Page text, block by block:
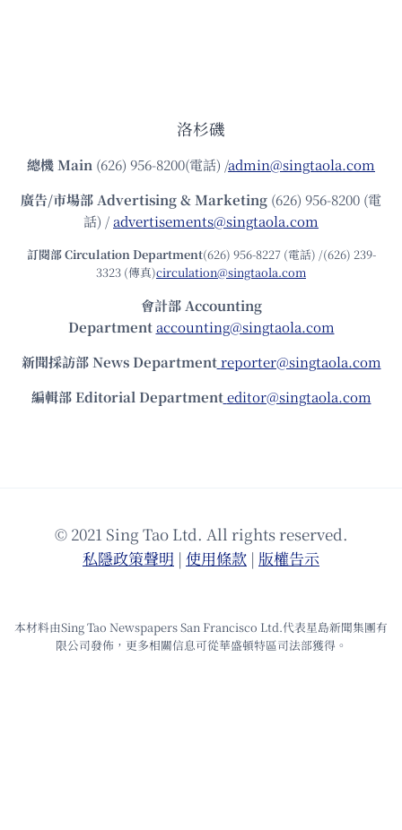
洛杉磯
總機Main (626) 956-8200(電話) /admin@singtaola.com
廣告/市場部Advertising & Marketing (626) 956-8200 (電
話) /advertisements@singtaola.com
訂閱部 Circulation Department(626) 956-8227 (電話) /(626) 239-
3323 (傳真)circulation@singtaola.com
會計部 Accounting
Department accounting@singtaola.com
新聞採訪部 News Department reporter@singtaola.com
編輯部 Editorial Department editor@singtaola.com
© 2021 Sing Tao Ltd. All rights reserved.
私隱政策聲明 | 使⽤條款 | 版權告⽰
本材料由Sing Tao Newspapers San Francisco Ltd.代表星島新聞集團有
限公司發佈，更多相關信息可從華盛頓特區司法部獲得。